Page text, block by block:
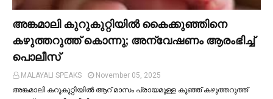
അങ്കമാലി കുറുകുറ്റിയില്‍ കൈക്കുഞ്ഞിനെ
കഴുത്തറുത്ത് കൊന്നു; അന്വേഷണം ആരംഭിച്ച്‌
പൊലീസ്
MALAYALI SPEAKS
November 05, 2025
അങ്കമാലി കറുകുറ്റിയില്‍ ആറ് മാസം പ്രായമുള്ള കുഞ്ഞ് കഴുത്തറുത്ത്